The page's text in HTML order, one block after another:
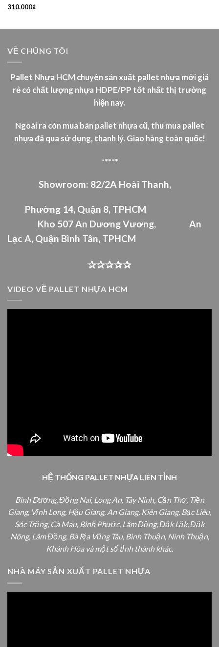
Được xếp
310.000₫
VỀ CHÚNG TÔI
Pallet Nhựa HCM chuyên sản xuất pallet nhựa mới giá
rẻ có chất lượng nhựa HDPE/PP tốt nhất thị trường
hiện nay.
Ngoài ra còn mua bán pallet nhựa cũ, thu mua pallet
nhựa đã qua sử dụng, thanh lý. Giao hàng toàn quốc!
*****
Showroom: 82/2A Hoài Thanh,
Phường 14, Quận 8, TPHCM
Kho 507 An Dương Vương, An
Lạc A, Quận Bình Tân, TPHCM
✰✰✰✰✰
VIDEO VỀ PALLET NHỰA HCM
HỆ THỐNG PALLET NHỰA LIÊN TỈNH
Bình Dương, Đồng Nai, Long An, Tây Ninh, Cần Thơ, Tiền
Giang, Vĩnh Long, Hậu Giang, An Giang, Kiên Giang, Bạc Liêu,
Sóc Trăng, Cà Mau, Bình Phước, Lâm Đồng, Đăk Lăk, Đăk
Nông, Lâm Đồng, Bà Rịa Vũng Tàu, Bình Thuận, Ninh Thuận,
Khánh Hòa và một số tỉnh thành khác.
NHÀ MÁY SẢN XUẤT PALLET NHỰA